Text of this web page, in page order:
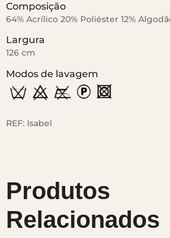
Composição
64% Acrílico 20% Poliéster 12%
Largura
126 cm
Modos de lavagem
REF: Isabel
Produtos
Relacionados